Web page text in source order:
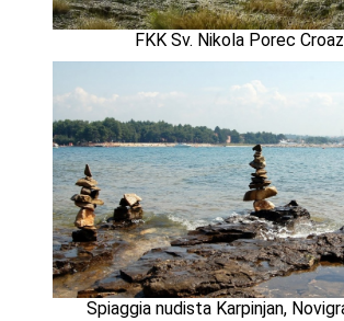
FKK Sv. Nikola Porec
Spiaggia nudista Karpinjan,